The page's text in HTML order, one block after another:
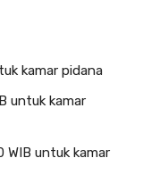
kamar pidana
untuk kamar
WIB untuk kamar